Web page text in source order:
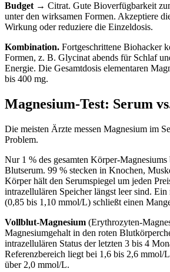
Budget → Citrat. Gute Bioverfügbarkeit
unter den wirksamen Formen. Akzeptiere
Wirkung oder reduziere die Einzeldosis.
Kombination. Fortgeschrittene Biohacker
Formen, z. B. Glycinat abends für Schlaf
Energie. Die Gesamtdosis elementaren
bis 400 mg.
Magnesium-Test: Serum
Die meisten Ärzte messen Magnesium im
Problem.
Nur 1 % des gesamten Körper-
Blutserum. 99 % stecken in Knochen,
Körper hält den Serumspiegel um jeden
intrazellulären Speicher längst leer sind.
(0,85 bis 1,10 mmol/L) schließt einen
Vollblut-Magnesium (Erythrozyten-
Magnesiumgehalt in den roten
intrazellulären Status der letzten 3 bis 4
Referenzbereich liegt bei 1,6 bis 2,6 mmol/
über 2,0 mmol/L.